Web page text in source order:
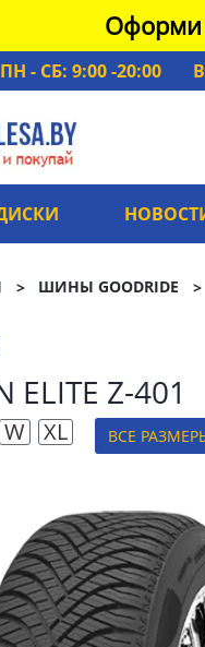
Оформи
ПН - СБ: 9:00 -20:00
ШИНЫ GOODRIDE
ELITE Z-401
W XL ВСЕ